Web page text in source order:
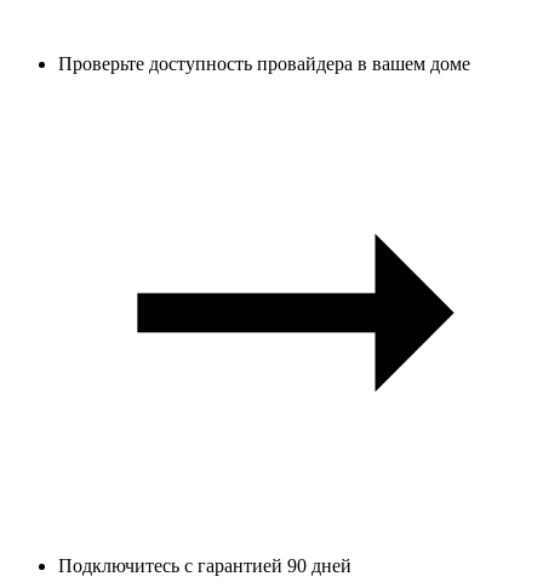
Проверьте доступность провайдера в вашем доме
Подключитесь с гарантией 90 дней